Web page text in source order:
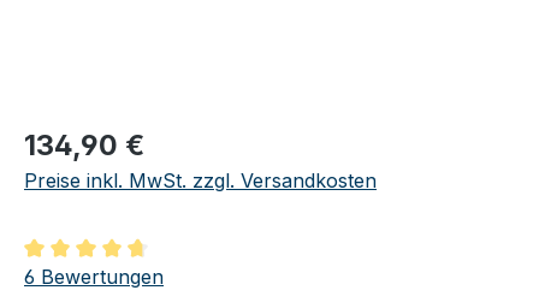
Regulärer Preis:
134,90 €
Preise inkl. MwSt. zzgl. Versandkosten
Durchschnittliche Bewertung von 4.83 von 5 Sternen
6 Bewertungen